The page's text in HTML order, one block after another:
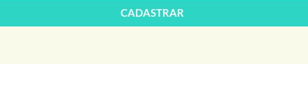
CADASTRAR